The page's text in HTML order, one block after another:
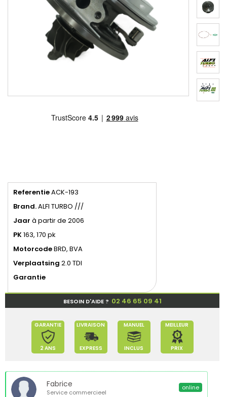
ReferentieACK-193
Brand.ALFI TURBO ///
Jaar à partir de 2006
PK163, 170 pk
MotorcodeBRD, BVA
Verplaatsing 2.0 TDI
Garantie
BESOIN D'AIDE ? 02 46 65 09 41
GARANTIE
2 ANS
LIVRAISON
EXPRESS
MANUEL
INCLUS
MEILLEUR
PRIX
Fabrice
Service commercieel
online